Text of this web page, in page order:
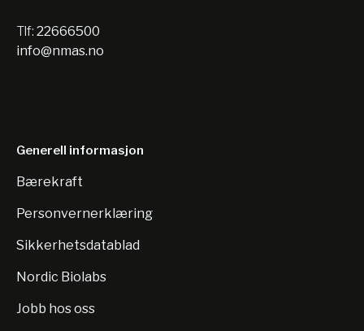
Tlf: 22666500
info@nmas.no
Generell informasjon
Bærekraft
Personvernerklæring
Sikkerhetsdatablad
Nordic Biolabs
Jobb hos oss